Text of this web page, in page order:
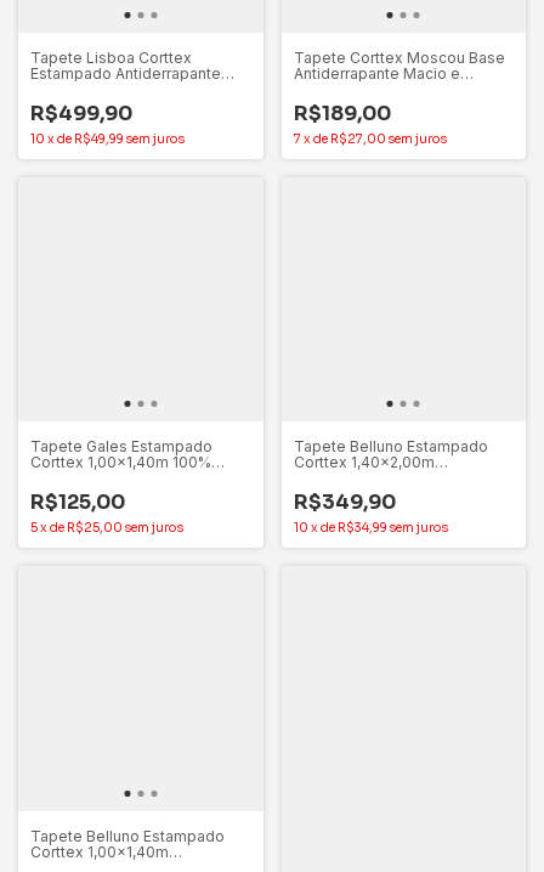
Tapete Lisboa Corttex
Estampado Antiderrapante
R$499,90
10 x de R$49,99 sem juros
Tapete Corttex Moscou Base
Antiderrapante Macio e
R$189,00
7 x de R$27,00 sem juros
Tapete Gales Estampado
Corttex 1,00x1,40m 100%
Casa
R$125,00
5xde R$25,00 sem juros
Tapete Belluno Estampado
Corttex 1,40x2,00m
Aconchegante
R$349,90
10 xde R$34,99 sem juros
Tapete Belluno Estampado
Corttex 1,00x1,40m